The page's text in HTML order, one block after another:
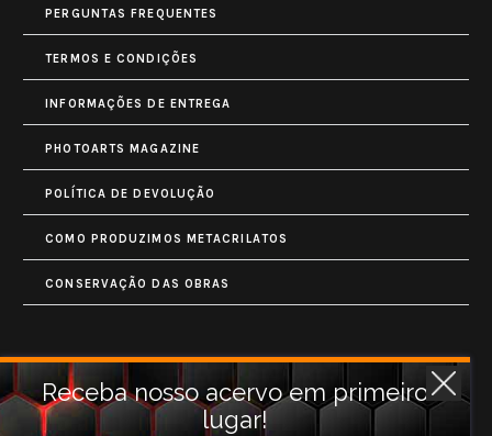
PERGUNTAS FREQUENTES
TERMOS E CONDIÇÕES
INFORMAÇÕES DE ENTREGA
PHOTOARTS MAGAZINE
POLÍTICA DE DEVOLUÇÃO
COMO PRODUZIMOS METACRILATOS
CONSERVAÇÃO DAS OBRAS
Contatos
Rua Monet, 731
Receba nosso acervo em primeiro
lugar!